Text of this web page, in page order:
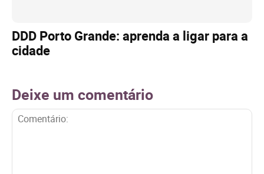
DDD Porto Grande: aprenda a ligar para a
cidade
Deixe um comentário